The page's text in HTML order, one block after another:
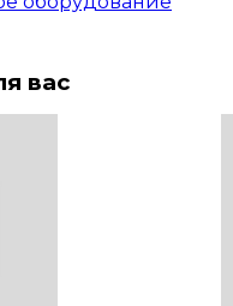
вас